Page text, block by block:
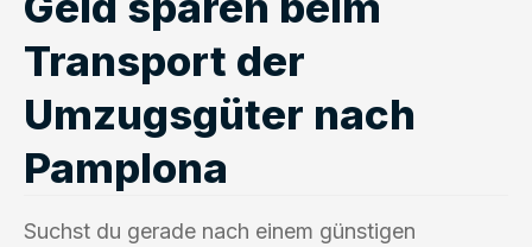
Transport der
Umzugsgüter nach
Pamplona
Suchst du gerade nach einem günstigen